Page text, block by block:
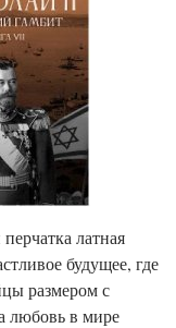
латная
будущее, где
размером с
любовь в мире